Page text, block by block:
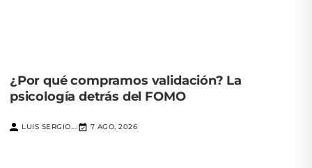
¿Por qué compramos validación? La
psicología detrás del FOMO
LUIS SERGIO...| 7 AGO, 2026